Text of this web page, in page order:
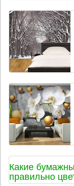
Какие
правильно